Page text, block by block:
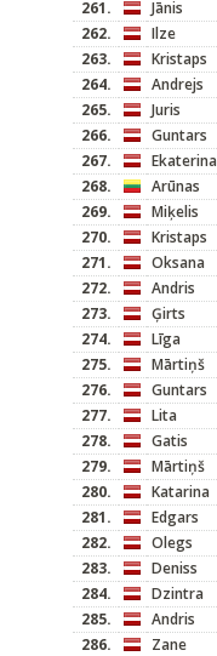
261.
Jānis
262.
Ilze
263.
Kristaps
264.
Andrejs
265.
Juris
266.
Guntars
267.
Ekaterina
268.
Arūnas
269.
Miķelis
270.
Kristaps
271.
Oksana
272.
Andris
273.
Ģirts
274.
Līga
275.
Mārtiņš
276.
Guntars
277.
Lita
278.
Gatis
279.
Mārtiņš
280.
Katarina
281.
Edgars
282.
Olegs
283.
Deniss
284.
Dzintra
285.
Andris
286.
Zane